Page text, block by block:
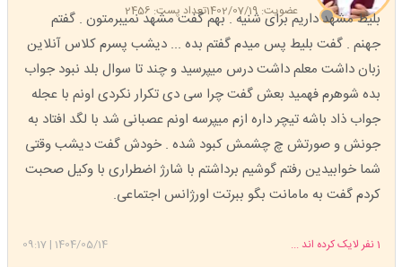
عضویت: 1402/07/19 تعداد پست: 2456
بلیط مشهد داریم برای شنیه . بهم گفت مشهد نمیبرمتون . گفتم
جهنم . گفت بلیط پس میدم گفتم بده ... دیشب پسرم کلاس آنلاین
زبان داشت معلم داشت درس میپرسید و چند تا سوال بلد نبود جواب
بده شوهرم فهمید بعش گفت چرا سی دی تکرار نکردی اونم با عجله
جواب ذاد باشه تیچر داره ازم میپرسه اونم عصبانی شد با لگد افتاد به
جونش و صورتش چ چشمش کبود شده . خودش گفت دیشب وقتی
شما خوابیدین رفتم گوشیم برداشتم با شارژ اضطراری با وکیل صحبت
کردم گفت به مامانت بگو ببرتت اورژانس اجتماعی.
1404/05/14
|
09:17 1نفر لایک کرده اند ...